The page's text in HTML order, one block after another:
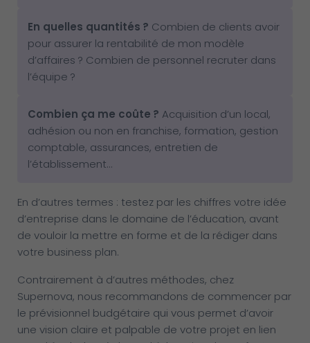
En quelles quantités ? Combien de clients avoir
pour assurer la rentabilité de mon modèle
d’affaires ? Combien de personnel recruter dans
l’équipe ?
Combien ça me coûte ? Acquisition d’un local,
adhésion ou non en franchise, formation, gestion
comptable, assurances, entretien de
l’établissement…
En d’autres termes : testez par les chiffres votre idée
d’entreprise dans le domaine de l’éducation, avant
de vouloir la mettre en forme et de la rédiger dans
votre business plan.
Contrairement à d’autres méthodes, chez
Supernova, nous recommandons de commencer par
le prévisionnel budgétaire qui vous permet d’avoir
une vision claire et palpable de votre projet en lien